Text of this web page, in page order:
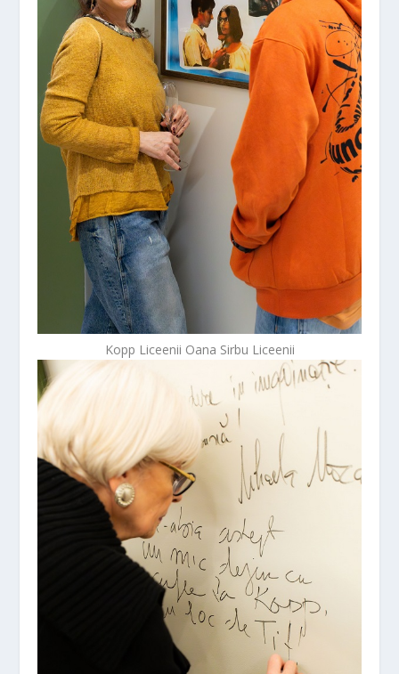
Kopp Liceenii Oana Sirbu Liceenii